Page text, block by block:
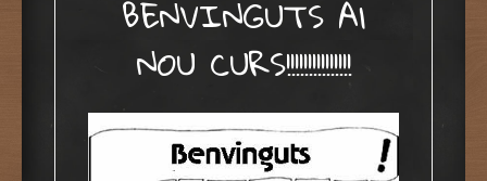
BENVINGUTS Al
NOU CURS!!!!!!!!!!!!!!!